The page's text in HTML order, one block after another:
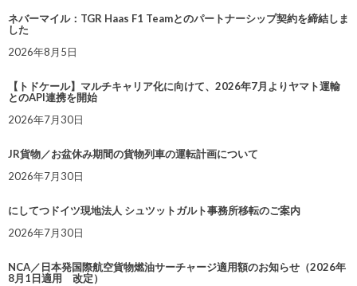
ネバーマイル：TGR Haas F1 Teamとのパートナーシップ契約を締結しま
した
2026年8月5日
【トドケール】マルチキャリア化に向けて、2026年7月よりヤマト運輸
とのAPI連携を開始
2026年7月30日
JR貨物／お盆休み期間の貨物列車の運転計画について
2026年7月30日
にしてつドイツ現地法人 シュツットガルト事務所移転のご案内
2026年7月30日
NCA／日本発国際航空貨物燃油サーチャージ適用額のお知らせ（2026年
8月1日適用 改定）